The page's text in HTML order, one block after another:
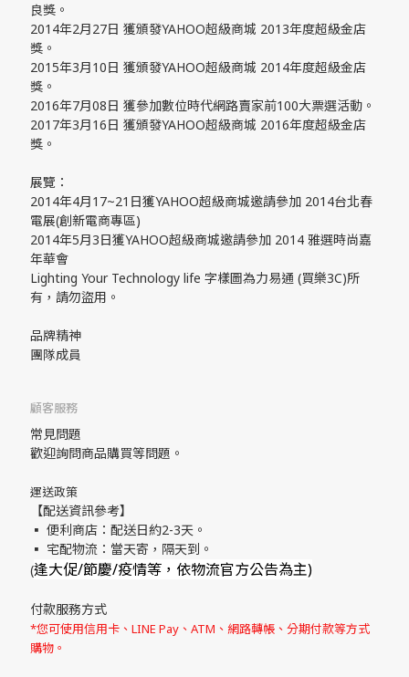
良獎。
2014年2月27日 獲頒發YAHOO超級商城 2013年度超級金店
獎。
2015年3月10日 獲頒發YAHOO超級商城 2014年度超級金店
獎。
2016年7月08日 獲參加數位時代網路賣家前100大票選活動。
2017年3月16日 獲頒發YAHOO超級商城 2016年度超級金店
獎。
展覽：
2014年4月17~21日獲YAHOO超級商城邀請參加 2014台北春
電展(創新電商專區)
2014年5月3日獲YAHOO超級商城邀請參加 2014 雅選時尚嘉
年華會
Lighting Your Technology life 字樣圖為力易通 (買樂3C)所
有，請勿盜用。
品牌精神
團隊成員
顧客服務
常見問題
歡迎詢問商品購買等問題。
運送政策
【配送資訊參考】
▪ 便利商店：配送日約2-3天。
▪ 宅配物流：當天寄，隔天到。
(逢大促/節慶/疫情等，依物流官方公告為主)
付款服務方式
*您可使用信用卡、LINE Pay、ATM、網路轉帳、分期付款等方式
購物。